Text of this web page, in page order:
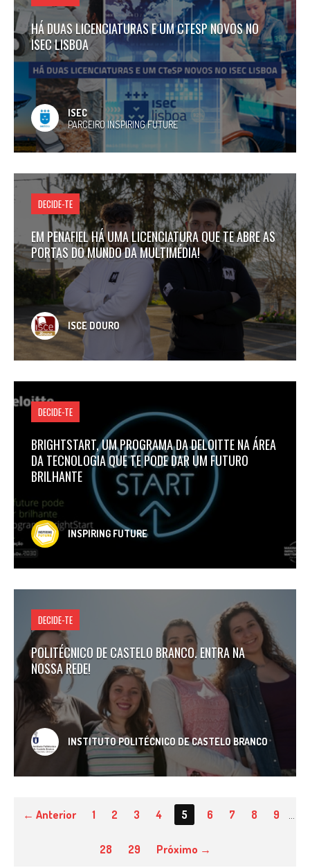
HÁ DUAS LICENCIATURAS E UM CTESP NOVOS NO
ISEC LISBOA
ISEC
PARCEIRO INSPIRING FUTURE
DECIDE-TE
EM PENAFIEL HÁ UMA LICENCIATURA QUE TE ABRE AS
PORTAS DO MUNDO DA MULTIMÉDIA!
ISCE DOURO
DECIDE-TE
BRIGHTSTART, UM PROGRAMA DA DELOITTE NA ÁREA
DA TECNOLOGIA QUE TE PODE DAR UM FUTURO
BRILHANTE
INSPIRING FUTURE
DECIDE-TE
POLITÉCNICO DE CASTELO BRANCO. ENTRA NA
NOSSA REDE!
INSTITUTO POLITÉCNICO DE CASTELO BRANCO
← Anterior 1 2 3 4 5 6 7 8 9 …
28 29 Próximo →